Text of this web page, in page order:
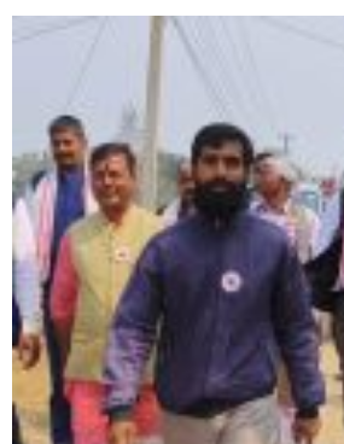
सिराहाको औरहीमा जेन-जी भेला सम्पन्न